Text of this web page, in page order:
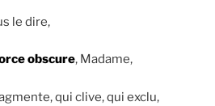
le dire,
obscure, Madame,
qui clive, qui exclu,